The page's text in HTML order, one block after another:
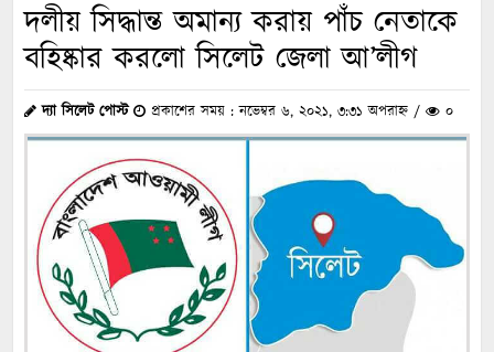
দলীয় সিদ্ধান্ত অমান্য করায় পাঁচ নেতাকে
বহিষ্কার করলো সিলেট জেলা আ’লীগ
দ্যা সিলেট পোস্ট প্রকাশের সময় : নভেম্বর ৬, ২০২১, ৩:৩১ অপরাহ্ন / ০